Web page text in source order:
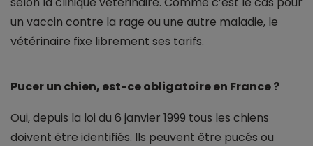
un vaccin contre la rage ou une autre maladie, le
vétérinaire fixe librement ses tarifs.
Pucer un chien, est-ce obligatoire en France ?
Oui, depuis la loi du 6 janvier 1999 tous les chiens
doivent être identifiés. Ils peuvent être pucés ou